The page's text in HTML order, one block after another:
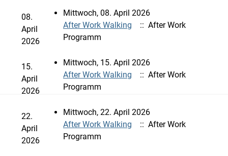
08.
April
2026
Mittwoch, 08. April 2026
After Work Walking
:: After Work
Programm
15.
April
2026
Mittwoch, 15. April 2026
After Work Walking
:: After Work
Programm
22.
April
2026
Mittwoch, 22. April 2026
After Work Walking
:: After Work
Programm